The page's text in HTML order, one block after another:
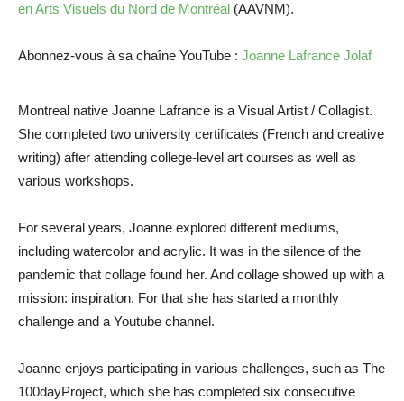
en Arts Visuels du Nord de Montréal (AAVNM).
Abonnez-vous à sa chaîne YouTube : Joanne Lafrance Jolaf
Montreal native Joanne Lafrance is a Visual Artist / Collagist.
She completed two university certificates (French and creative
writing) after attending college-level art courses as well as
various workshops.
For several years, Joanne explored different mediums,
including watercolor and acrylic. It was in the silence of the
pandemic that collage found her. And collage showed up with a
mission: inspiration. For that she has started a monthly
challenge and a Youtube channel.
Joanne enjoys participating in various challenges, such as The
100dayProject, which she has completed six consecutive